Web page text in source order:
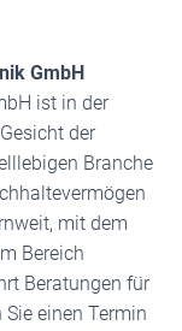
GmbH
ist in der
der
Branche
mit dem
Bereich
Beratungen für
einen Termin